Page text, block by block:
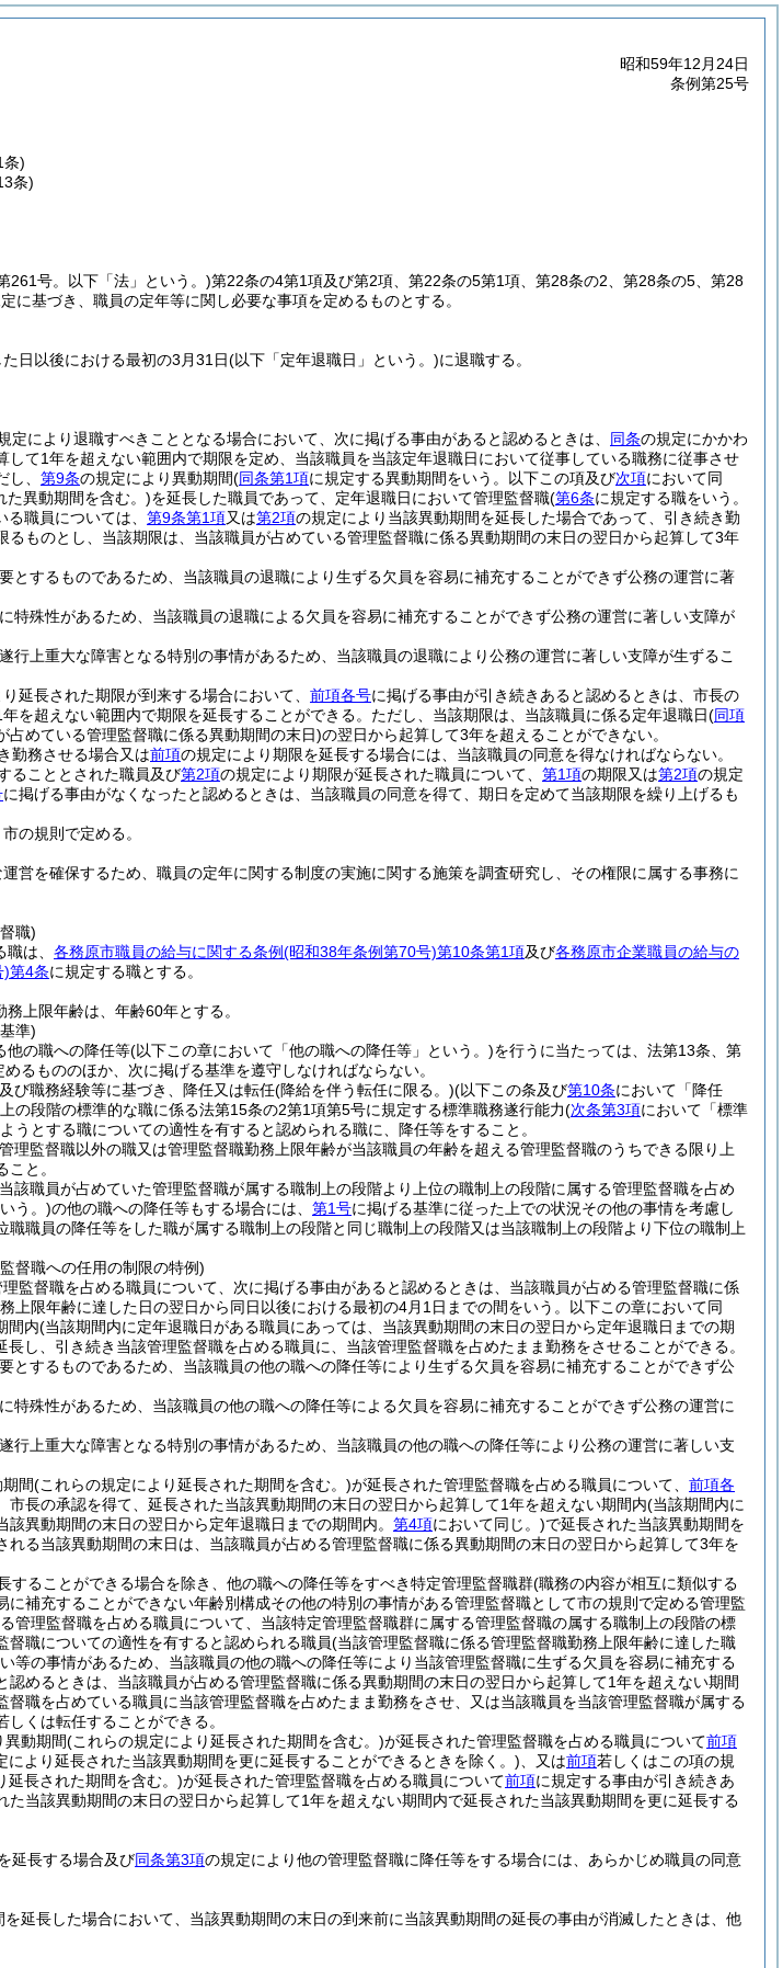
昭和59年12月24日
条例第25号
)
条)
261号。以下「法」という。)第22条の4第1項及び第2項、第22条の5第1項、第28条の2、第28条の5、第28
に基づき、職員の定年等に関し必要な事項を定めるものとする。
日以後における最初の3月31日(以下「定年退職日」という。)に退職する。
定により退職すべきこととなる場合において、次に掲げる事由があると認めるときは、 同条の規定にかかわ
して1年を超えない範囲内で期限を定め、当該職員を当該定年退職日において従事している職務に従事させ
し、 第9条の規定により異動期間(同条第1項に規定する異動期間をいう。以下この項及び次項において同
た異動期間を含む。)を延長した職員であって、定年退職日において管理監督職(第6条に規定する職をいう。
る職員については、 第9条第1項又は第2項の規定により当該異動期間を延長した場合であって、引き続き勤
ものとし、当該期限は、当該職員が占めている管理監督職に係る異動期間の末日の翌日から起算して3年
とするものであるため、当該職員の退職により生ずる欠員を容易に補充することができず公務の運営に著
特殊性があるため、当該職員の退職による欠員を容易に補充することができず公務の運営に著しい支障が
行上重大な障害となる特別の事情があるため、当該職員の退職により公務の運営に著しい支障が生ずるこ
延長された期限が到来する場合において、 前項各号に掲げる事由が引き続きあると認めるときは、市長の
を超えない範囲内で期限を延長することができる。 ただし、当該期限は、当該職員に係る定年退職日(同項
占めている管理監督職に係る異動期間の末日)の翌日から起算して3年を超えることができない。
勤務させる場合又は前項の規定により期限を延長する場合には、当該職員の同意を得なければならない。
ることとされた職員及び第2項の規定により期限が延長された職員について、 第1項の期限又は第2項の規定
に掲げる事由がなくなったと認めるときは、当該職員の同意を得て、期日を定めて当該期限を繰り上げるも
の規則で定める。
営を確保するため、職員の定年に関する制度の実施に関する施策を調査研究し、その権限に属する事務に
職)
は、 各務原市職員の給与に関する条例(昭和38年条例第70号)第10条第1項及び各務原市企業職員の給与の
)第4条に規定する職とする。
上限年齢は、年齢60年とする。
準)
他の職への降任等(以下この章において「他の職への降任等」という。)を行うに当たっては、法第13条、第
るもののほか、次に掲げる基準を遵守しなければならない。
び職務経験等に基づき、降任又は転任(降給を伴う転任に限る。)(以下この条及び第10条において「降任
の段階の標準的な職に係る法第15条の2第1項第5号に規定する標準職務遂行能力(次条第3項において「標準
うとする職についての適性を有すると認められる職に、降任等をすること。
理監督職以外の職又は管理監督職勤務上限年齢が当該職員の年齢を超える管理監督職のうちできる限り上
と。
該職員が占めていた管理監督職が属する職制上の段階より上位の職制上の段階に属する管理監督職を占め
う。)の他の職への降任等もする場合には、 第1号に掲げる基準に従った上での状況その他の事情を考慮し
職員の降任等をした職が属する職制上の段階と同じ職制上の段階又は当該職制上の段階より下位の職制上
督職への任用の制限の特例)
監督職を占める職員について、次に掲げる事由があると認めるときは、当該職員が占める管理監督職に係
上限年齢に達した日の翌日から同日以後における最初の4月1日までの間をいう。以下この章において同
間内(当該期間内に定年退職日がある職員にあっては、当該異動期間の末日の翌日から定年退職日までの期
長し、引き続き当該管理監督職を占める職員に、当該管理監督職を占めたまま勤務をさせることができる。
とするものであるため、当該職員の他の職への降任等により生ずる欠員を容易に補充することができず公
特殊性があるため、当該職員の他の職への降任等による欠員を容易に補充することができず公務の運営に
行上重大な障害となる特別の事情があるため、当該職員の他の職への降任等により公務の運営に著しい支
間(これらの規定により延長された期間を含む。)が延長された管理監督職を占める職員について、 前項各
長の承認を得て、延長された当該異動期間の末日の翌日から起算して1年を超えない期間内(当該期間内に
異動期間の末日の翌日から定年退職日までの期間内。 第4項において同じ。)で延長された当該異動期間を
れる当該異動期間の末日は、当該職員が占める管理監督職に係る異動期間の末日の翌日から起算して3年を
することができる場合を除き、他の職への降任等をすべき特定管理監督職群(職務の内容が相互に類似する
補充することができない年齢別構成その他の特別の事情がある管理監督職として市の規則で定める管理監
管理監督職を占める職員について、当該特定管理監督職群に属する管理監督職の属する職制上の段階の標
職についての適性を有すると認められる職員(当該管理監督職に係る管理監督職勤務上限年齢に達した職
等の事情があるため、当該職員の他の職への降任等により当該管理監督職に生ずる欠員を容易に補充する
めるときは、当該職員が占める管理監督職に係る異動期間の末日の翌日から起算して1年を超えない期間
職を占めている職員に当該管理監督職を占めたまま勤務をさせ、又は当該職員を当該管理監督職が属する
くは転任することができる。
異動期間(これらの規定により延長された期間を含む。)が延長された管理監督職を占める職員について前項
により延長された当該異動期間を更に延長することができるときを除く。) 、又は前項若しくはこの項の規
延長された期間を含む。)が延長された管理監督職を占める職員について前項に規定する事由が引き続きあ
当該異動期間の末日の翌日から起算して1年を超えない期間内で延長された当該異動期間を更に延長する
延長する場合及び同条第3項の規定により他の管理監督職に降任等をする場合には、あらかじめ職員の同意
延長した場合において、当該異動期間の末日の到来前に当該異動期間の延長の事由が消滅したときは、他